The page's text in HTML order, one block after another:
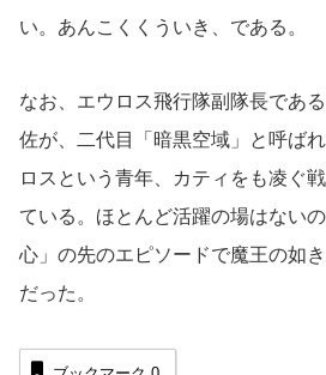
い。あんこくくういき、である。
なお、エウロス飛行隊副隊長であ
佐が、二代目「暗黒空域」と呼ば
ロスという青年、カティをも凌ぐ
ている。ほとんど活躍の場はない
心」の先のエピソードで魔王の如
だった。